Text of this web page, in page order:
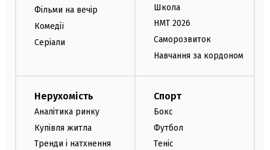
Фільми на вечір
Комедії
Серіали
Школа
НМТ 2026
Саморозвиток
Навчання за кордоном
Нерухомість
Аналітика ринку
Купівля житла
Тренди і натхнення
Спорт
Бокс
Футбол
Теніс